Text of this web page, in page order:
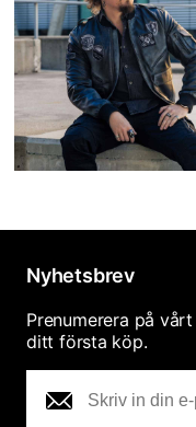
Nyhetsbrev
Prenumerera på
ditt första köp.